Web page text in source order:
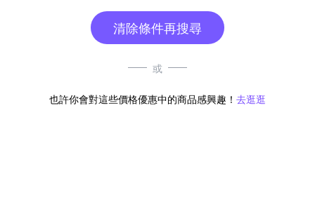
清除條件再搜尋
或
也許你會對這些價格優惠中的商品感興趣！ 去逛逛